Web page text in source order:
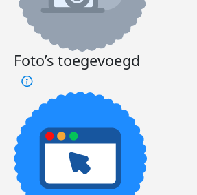
Foto’s toegevoegd